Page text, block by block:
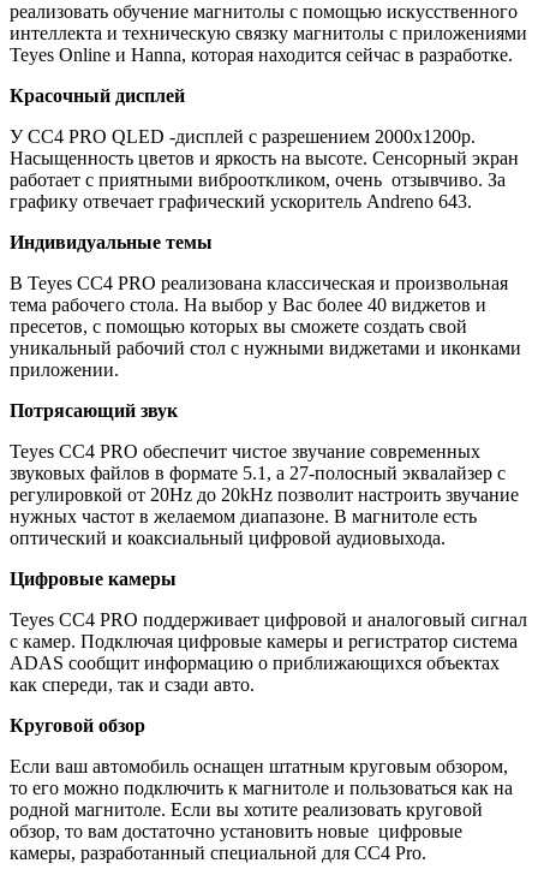
реализовать обучение магнитолы с помощью искусственного
интеллекта и техническую связку магнитолы с приложениями
Teyes Online и Hanna, которая находится сейчас в разработке.
Красочный дисплей
У CC4 PRO QLED -дисплей с разрешением 2000х1200р.
Насыщенность цветов и яркость на высоте. Сенсорный экран
работает с приятными виброоткликом, очень отзывчиво. За
графику отвечает графический ускоритель Andreno 643.
Индивидуальные темы
В Teyes СС4 PRO реализована классическая и произвольная
тема рабочего стола. На выбор у Вас более 40 виджетов и
пресетов, с помощью которых вы сможете создать свой
уникальный рабочий стол с нужными виджетами и иконками
приложении.
Потрясающий звук
Teyes CC4 PRO обеспечит чистое звучание современных
звуковых файлов в формате 5.1, а 27-полосный эквалайзер с
регулировкой от 20Hz до 20kHz позволит настроить звучание
нужных частот в желаемом диапазоне. В магнитоле есть
оптический и коаксиальный цифровой аудиовыхода.
Цифровые камеры
Teyes CC4 PRO поддерживает цифровой и аналоговый сигнал
с камер. Подключая цифровые камеры и регистратор система
ADAS сообщит информацию о приближающихся объектах
как спереди, так и сзади авто.
Круговой обзор
Если ваш автомобиль оснащен штатным круговым обзором,
то его можно подключить к магнитоле и пользоваться как на
родной магнитоле. Если вы хотите реализовать круговой
обзор, то вам достаточно установить новые цифровые
камеры, разработанный специальной для CC4 Pro.